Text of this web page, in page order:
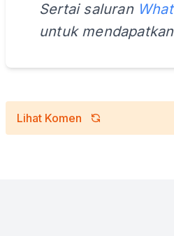
Sertai saluran
untuk
Lihat Komen